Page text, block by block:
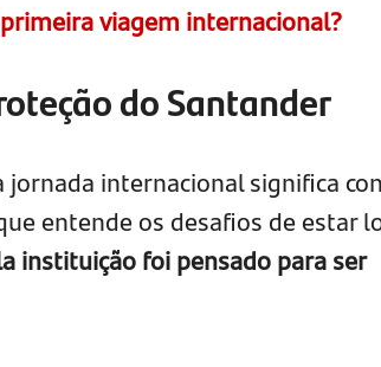
viagem internacional?
do Santander
jornada internacional significa
entende os desafios de estar
instituição foi pensado para ser